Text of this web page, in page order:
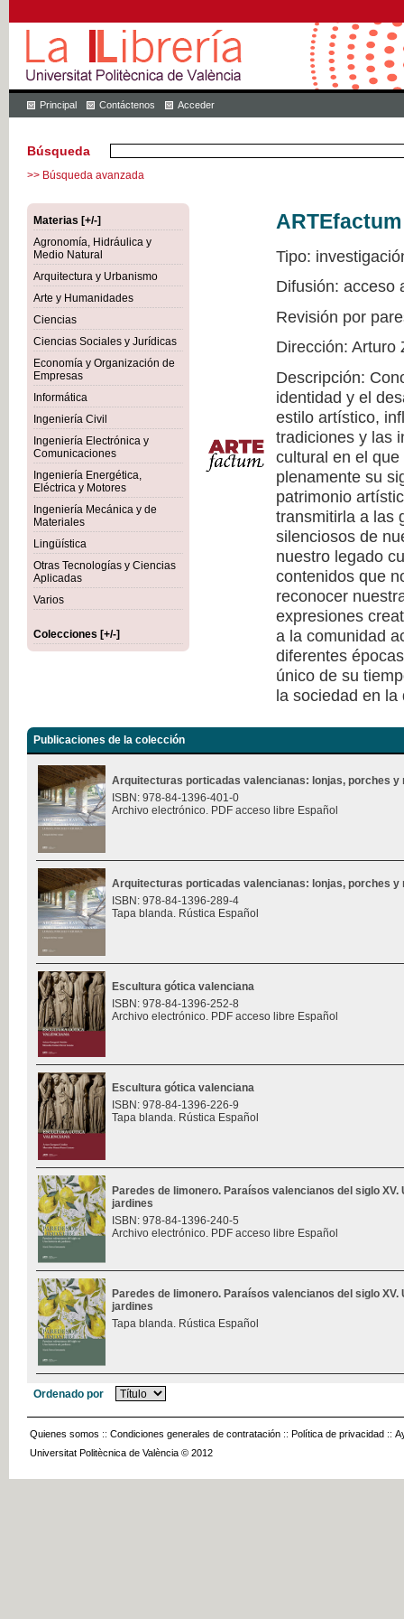
Principal Contáctenos Acceder
Búsqueda
>> Búsqueda avanzada
Materias [+/-]
Agronomía, Hidráulica y
Medio Natural
Arquitectura y Urbanismo
Arte y Humanidades
Ciencias
Ciencias Sociales y Jurídicas
Economía y Organización de
Empresas
Informática
Ingeniería Civil
Ingeniería Electrónica y
Comunicaciones
Ingeniería Energética,
Eléctrica y Motores
Ingeniería Mecánica y de
Materiales
Lingüística
Otras Tecnologías y Ciencias
Aplicadas
Varios
Colecciones [+/-]
ARTEfactum
Tipo:
Difusión: acceso
Revisión por
Dirección: Arturo
Descripción:
identidad y el
estilo artístico,
tradiciones y las
cultural en el
plenamente su
patrimonio
transmitirla a las
silenciosos de
nuestro legado
contenidos que
reconocer
expresiones
a la comunidad
diferentes
único de su
la sociedad en la
Publicaciones de la colección
Arquitecturas porticadas valencianas: lonjas, porches y
ISBN: 978-84-1396-401-0
Archivo electrónico. PDF acceso libre Español
Arquitecturas porticadas valencianas: lonjas, porches y
ISBN: 978-84-1396-289-4
Tapa blanda. Rústica Español
Escultura gótica valenciana
ISBN: 978-84-1396-252-8
Archivo electrónico. PDF acceso libre Español
Escultura gótica valenciana
ISBN: 978-84-1396-226-9
Tapa blanda. Rústica Español
Paredes de limonero. Paraísos valencianos del siglo XV.
jardines
ISBN: 978-84-1396-240-5
Archivo electrónico. PDF acceso libre Español
Paredes de limonero. Paraísos valencianos del siglo XV.
jardines
Tapa blanda. Rústica Español
Ordenado por
Quienes somos :: Condiciones generales de contratación :: Política de privacidad ::
Universitat Politècnica de València © 2012